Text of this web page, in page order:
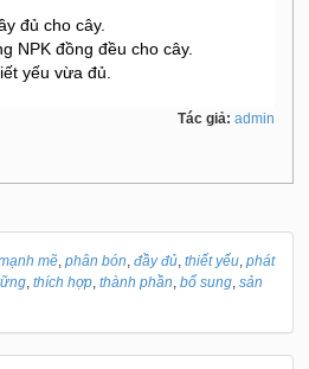
đủ cho cây.
NPK đồng đều cho cây.
yếu vừa đủ.
Tác giả: admin
mẽ, phân bón, đầy đủ, thiết yếu, phát
, thích hợp, thành phần, bổ sung, sản